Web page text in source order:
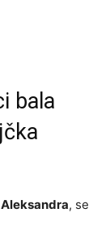
bala
Aleksandra, se